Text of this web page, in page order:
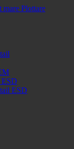
mare Plottare
ESD